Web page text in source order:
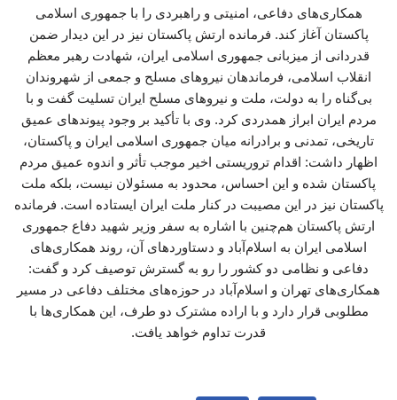
همکاری‌های دفاعی، امنیتی و راهبردی را با جمهوری اسلامی
پاکستان آغاز کند. فرمانده ارتش پاکستان نیز در این دیدار ضمن
قدردانی از میزبانی جمهوری اسلامی ایران، شهادت رهبر معظم
انقلاب اسلامی، فرماندهان نیروهای مسلح و جمعی از شهروندان
بی‌گناه را به دولت، ملت و نیروهای مسلح ایران تسلیت گفت و با
مردم ایران ابراز همدردی کرد. وی با تأکید بر وجود پیوندهای عمیق
تاریخی، تمدنی و برادرانه میان جمهوری اسلامی ایران و پاکستان،
اظهار داشت: اقدام تروریستی اخیر موجب تأثر و اندوه عمیق مردم
پاکستان شده و این احساس، محدود به مسئولان نیست، بلکه ملت
پاکستان نیز در این مصیبت در کنار ملت ایران ایستاده است. فرمانده
ارتش پاکستان هم‌چنین با اشاره به سفر وزیر شهید دفاع جمهوری
اسلامی ایران به اسلام‌آباد و دستاوردهای آن، روند همکاری‌های
دفاعی و نظامی دو کشور را رو به گسترش توصیف کرد و گفت:
همکاری‌های تهران و اسلام‌آباد در حوزه‌های مختلف دفاعی در مسیر
مطلوبی قرار دارد و با اراده مشترک دو طرف، این همکاری‌ها با
قدرت تداوم خواهد یافت.